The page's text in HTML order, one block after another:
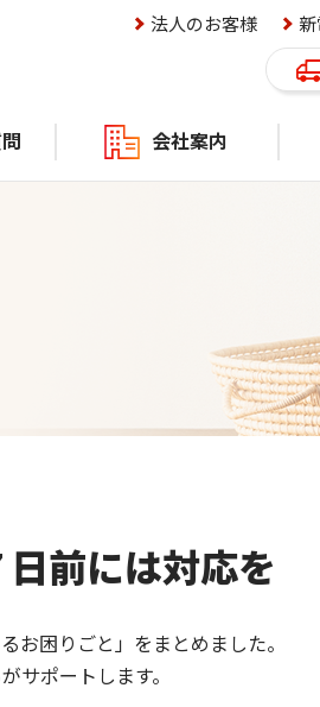
法人のお客様
問 会社案内
前には対応を
お困りごと」をまとめました。
サポートします。